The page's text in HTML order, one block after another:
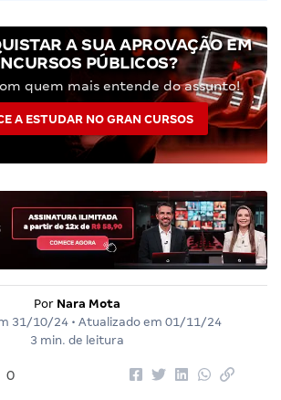
A SUA APROVAÇÃO EM
PÚBLICOS?
quem mais entende do assunto!
A ESTUDAR NO GRAN CURSOS
Por Nara Mota
31/10/24 • Atualizado em 01/11/24
3 min. de leitura
0